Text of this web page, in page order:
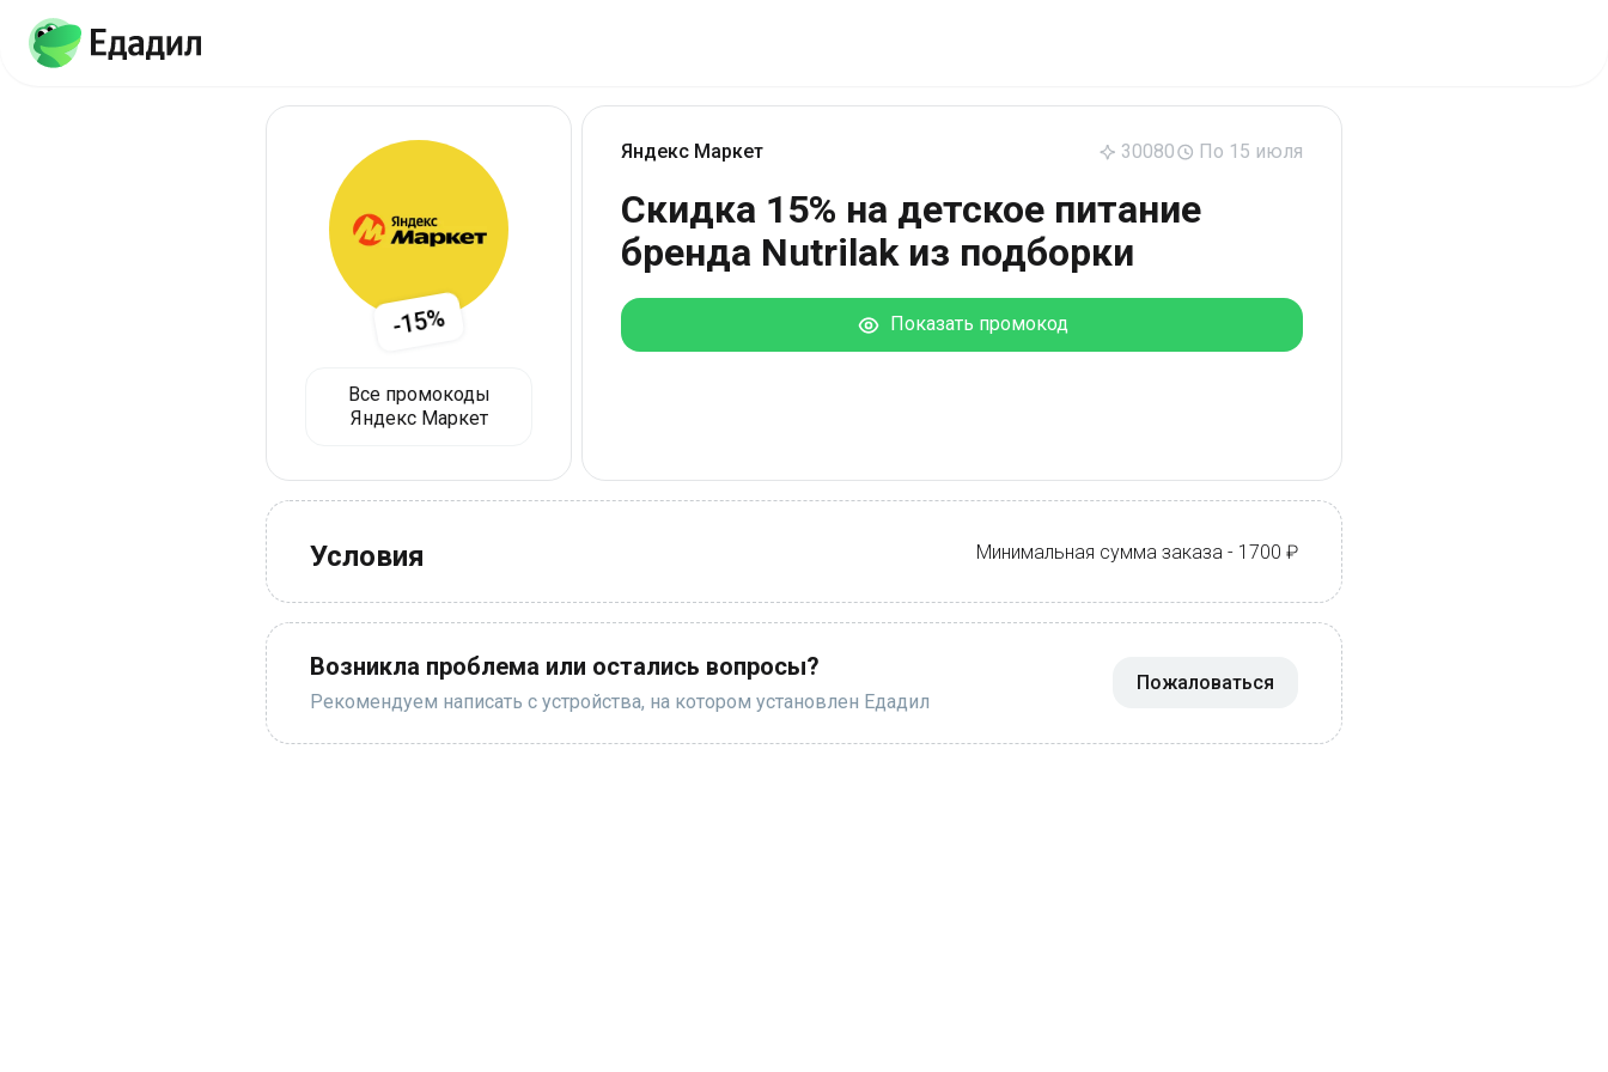
-15%
Все промокоды
Яндекс Маркет
Яндекс Маркет 30080 По 15 июля
Скидка 15% на детское питание
бренда Nutrilak из подборки
Показать промокод
Условия Минимальная сумма заказа - 1700 ₽
Возникла проблема или остались вопросы?
Рекомендуем написать с устройства, на котором установлен Едадил
Пожаловаться